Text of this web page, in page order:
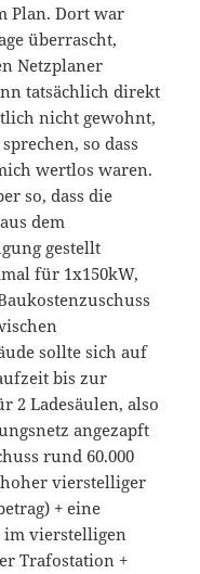
Plan. Dort war
überrascht,
Netzplaner
tatsächlich direkt
nicht gewohnt,
so dass
wertlos waren.
so, dass die
dem
gestellt
für 1x150kW,
sollte sich auf
bis zur
2 Ladesäulen, also
angezapft
rund 60.000
vierstelliger
+ eine
im vierstelligen
Trafostation +